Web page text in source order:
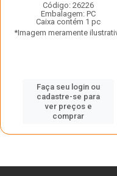
Código: 26226
Embalagem: PC
Caixa contém 1 pc
*Imagem meramente
Faça seu login ou
cadastre-se para
ver preços e
comprar